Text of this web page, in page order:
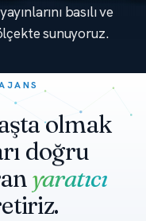
basılı ve
sunuyoruz.
olmak
doğru
yaratıcı